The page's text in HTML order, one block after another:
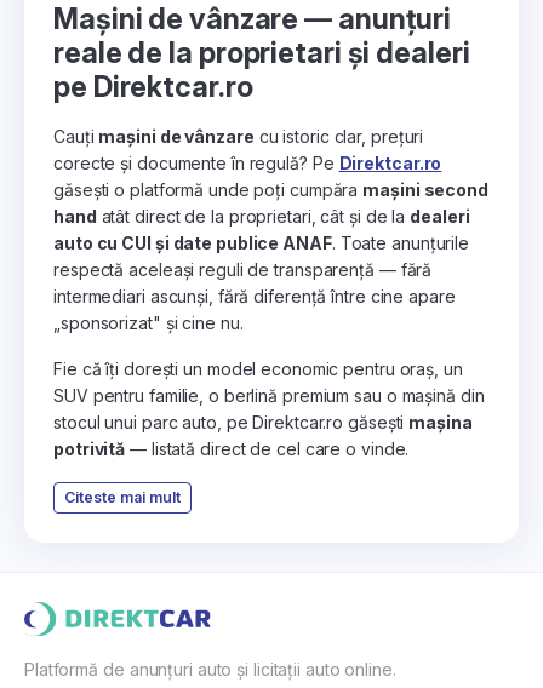
Mașini de vânzare — anunțuri
reale de la proprietari și dealeri
pe Direktcar.ro
Cauți mașini de vânzare cu istoric clar, prețuri
corecte și documente în regulă? Pe Direktcar.ro
găsești o platformă unde poți cumpăra mașini second
hand atât direct de la proprietari, cât și de la dealeri
auto cu CUI și date publice ANAF. Toate anunțurile
respectă aceleași reguli de transparență — fără
intermediari ascunși, fără diferență între cine apare
„sponsorizat" și cine nu.
Fie că îți dorești un model economic pentru oraș, un
SUV pentru familie, o berlină premium sau o mașină din
stocul unui parc auto, pe Direktcar.ro găsești mașina
potrivită — listată direct de cel care o vinde.
Citeste mai mult
Platformă de anunțuri auto și licitații auto online.